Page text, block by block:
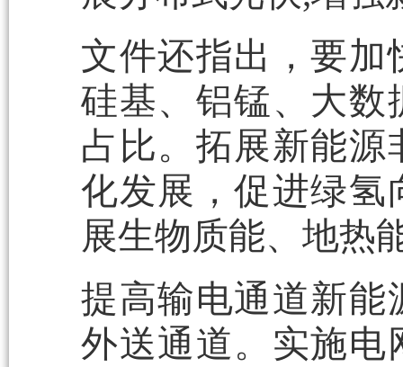
文件还指出，要加
硅基、铝锰、大数
占比。拓展新能
化发展，促进绿氢
展生物质能、地热
提高输电通道新能
外送通道。实施电